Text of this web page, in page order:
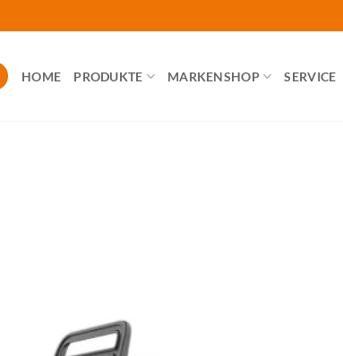
HOME PRODUKTE MARKENSHOP SERVICE